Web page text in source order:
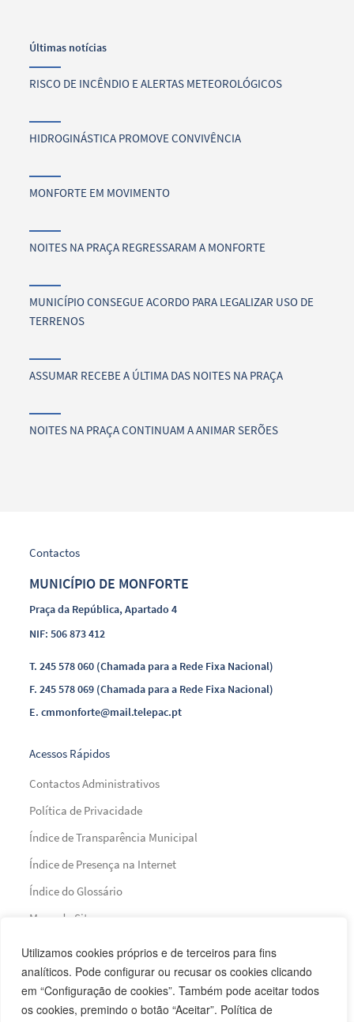
Utilizamos cookies próprios e de terceiros para fins
analíticos. Pode configurar ou recusar os cookies clicando
em “Configuração de cookies”. Também pode aceitar todos
os cookies, premindo o botão “Aceitar”. Política de
Últimas notícias
RISCO DE INCÊNDIO E ALERTAS METEOROLÓGICOS
HIDROGINÁSTICA PROMOVE CONVIVÊNCIA
MONFORTE EM MOVIMENTO
NOITES NA PRAÇA REGRESSARAM A MONFORTE
MUNICÍPIO CONSEGUE ACORDO PARA LEGALIZAR USO DE
TERRENOS
ASSUMAR RECEBE A ÚLTIMA DAS NOITES NA PRAÇA
NOITES NA PRAÇA CONTINUAM A ANIMAR SERÕES
Contactos
MUNICÍPIO DE MONFORTE
Praça da República, Apartado 4
NIF: 506 873 412
T.245 578 060 (Chamada para a Rede Fixa Nacional)
F.245 578 069 (Chamada para a Rede Fixa Nacional)
E.cmmonforte@mail.telepac.pt
Acessos Rápidos
Contactos Administrativos
Política de Privacidade
Índice de Transparência Municipal
Índice de Presença na Internet
Índice do Glossário
Mapa do Site
Financiamento